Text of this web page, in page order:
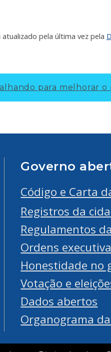
pela última vez pela
para melhorar o
Governo
Código e Carta
Registros da
Regulamentos
Ordens
Honestidade no
Votação e
Dados abertos
Organograma